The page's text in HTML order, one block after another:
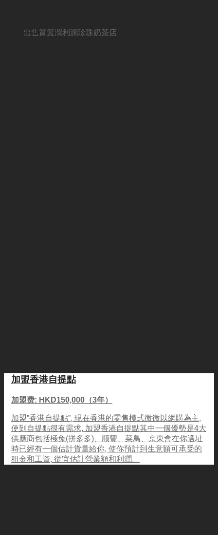
出售筲箕灣利潤珍珠奶茶店
加盟香港自提點
加盟费: HKD150,000（3年）
加盟”香港自提點”, 現在香港的零售模式微微以網購為主,
使到自提點很有需求, 加盟香港自提點其中一個優勢是4大
供應商包括極兔(拼多多)、顺豐、菜鳥、京東會在你選址
時已經有一個估計貨量給你, 使你預計到生意額可承受的
租金和工資, 從宜估計營業額和利潤。